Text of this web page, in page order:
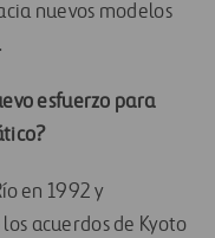
nuevos modelos
esfuerzo para
en 1992 y
acuerdos de Kyoto